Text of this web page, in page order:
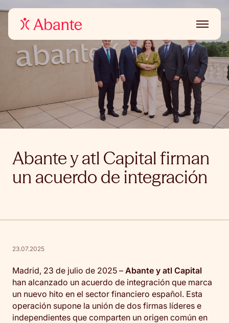
Abante y atl Capital firman
un acuerdo de integración
23.07.2025
Madrid, 23 de julio de 2025 – Abante y atl Capital
han alcanzado un acuerdo de integración que marca
un nuevo hito en el sector financiero español. Esta
operación supone la unión de dos firmas líderes e
independientes que comparten un origen común en